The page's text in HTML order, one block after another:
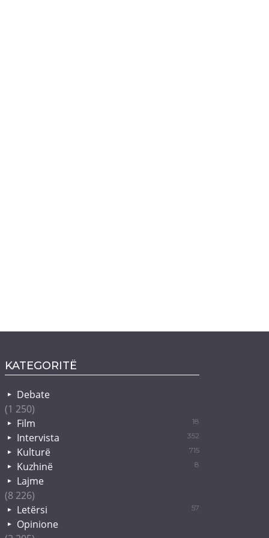
KATEGORITË
Debate
(1 250)
Film
18
Intervista 352
Kulturë 715
Kuzhinë 8
Lajme
(8 226)
Letërsi
57
Opinione